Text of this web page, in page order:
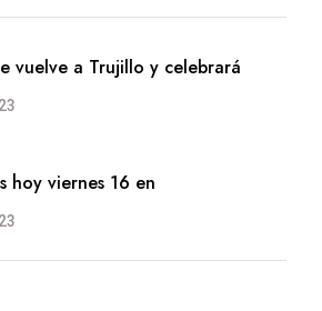
vuelve a Trujillo y celebrará
hoy viernes 16 en